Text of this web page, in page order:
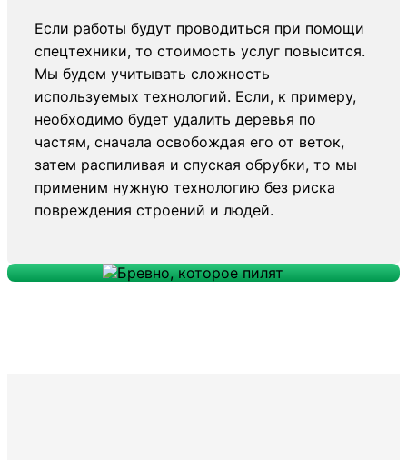
Если работы будут проводиться при помощи
спецтехники, то стоимость услуг повысится.
Мы будем учитывать сложность
используемых технологий. Если, к примеру,
необходимо будет удалить деревья по
частям, сначала освобождая его от веток,
затем распиливая и спуская обрубки, то мы
применим нужную технологию без риска
повреждения строений и людей.